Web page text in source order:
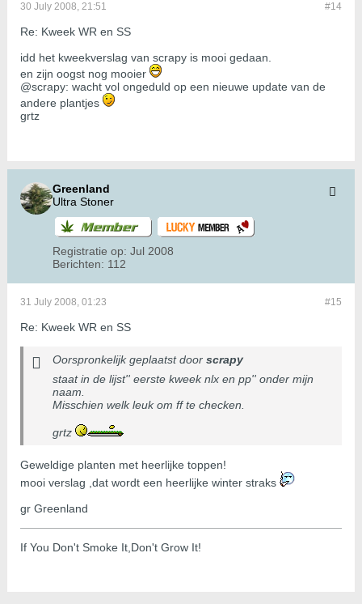
#14
30 July 2008, 21:51
Re: Kweek WR en SS
idd het kweekverslag van scrapy is mooi gedaan.
en zijn oogst nog mooier
@scrapy: wacht vol ongeduld op een nieuwe update van de
andere plantjes
grtz
Greenland
Ultra Stoner
Registratie op: Jul 2008
Berichten: 112
#15
31 July 2008, 01:23
Re: Kweek WR en SS
Oorspronkelijk geplaatst door scrapy
staat in de lijst'' eerste kweek nlx en pp'' onder mijn
naam.
Misschien welk leuk om ff te checken.
grtz
Geweldige planten met heerlijke toppen!
mooi verslag ,dat wordt een heerlijke winter straks
gr Greenland
If You Don't Smoke It,Don't Grow It!